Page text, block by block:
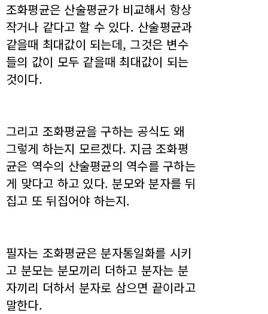
조화평균은 산술평균가 비교해서 항상
작거나 같다고 할 수 있다. 산술평균과
같을때 최대값이 되는데, 그것은 변수
들의 값이 모두 같을때 최대값이 되는
것이다.
그리고 조화평균을 구하는 공식도 왜
그렇게 하는지 모르겠다. 지금 조화평
균은 역수의 산술평균의 역수를 구하는
게 맞다고 하고 있다. 분모와 분자를 뒤
집고 또 뒤집어야 하는지.
필자는 조화평균은 분자통일화를 시키
고 분모는 분모끼리 더하고 분자는 분
자끼리 더하서 분자로 삼으면 끝이라고
말한다.